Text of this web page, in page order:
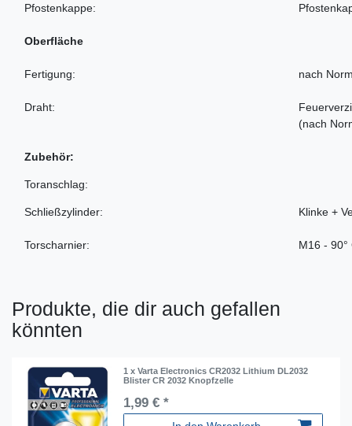
Pfostenkappe:
Oberfläche
Fertigung:
Draht:
nach
(nach
Zubehör:
Toranschlag:
Schließzylinder:
Torscharnier:
Klinke +
M16 - 90°
Produkte, die dir auch gefallen
könnten
1 x Varta Electronics CR2032 Lithium DL2032
Blister CR 2032 Knopfzelle
1,99 € *